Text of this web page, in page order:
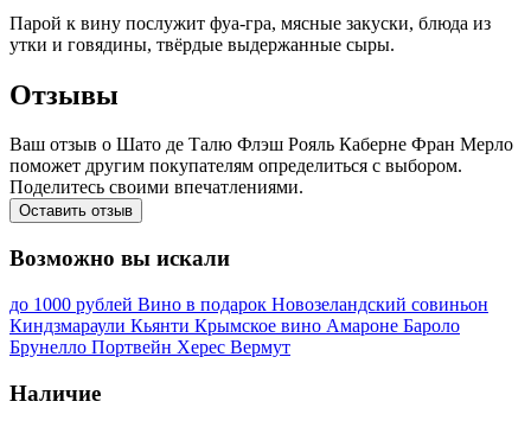
Парой к вину послужит фуа-гра, мясные закуски, блюда из
утки и говядины, твёрдые выдержанные сыры.
Отзывы
Ваш отзыв о Шато де Талю Флэш Рояль Каберне Фран Мерло
поможет другим покупателям определиться с выбором.
Поделитесь своими впечатлениями.
Оставить отзыв
Возможно вы искали
до 1000 рублей Вино в подарок Новозеландский совиньон
Киндзмараули Кьянти Крымское вино Амароне Бароло
Брунелло Портвейн Херес Вермут
Наличие